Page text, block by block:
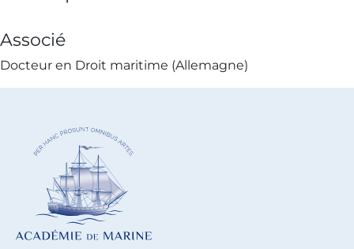
Associé
Docteur en Droit maritime (Allemagne)